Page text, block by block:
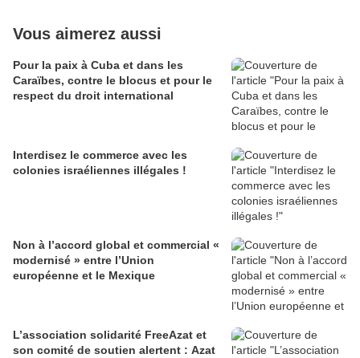
Vous aimerez aussi
Pour la paix à Cuba et dans les
Caraïbes, contre le blocus et pour le
respect du droit international
Interdisez le commerce avec les
colonies israéliennes illégales !
Non à l’accord global et commercial «
modernisé » entre l’Union
européenne et le Mexique
L’association solidarité FreeAzat et
son comité de soutien alertent : Azat